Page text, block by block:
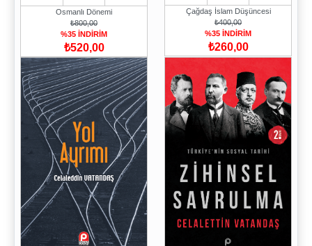
Osmanlı Dönemi
₺800,00
%35 İNDİRİM
₺520,00
Çağdaş İslam Düşüncesi
₺400,00
%35 İNDİRİM
₺260,00